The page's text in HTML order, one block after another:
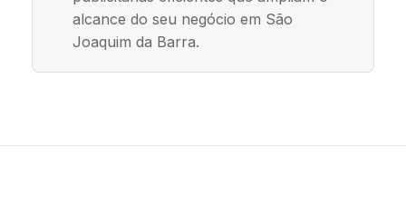
alcance do seu negócio em São
Joaquim da Barra.